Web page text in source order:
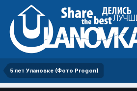
5 лет Улановке (Фото Progon)